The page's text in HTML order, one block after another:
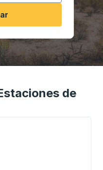
de
de flecha o la tecla